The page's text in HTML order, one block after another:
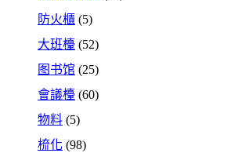
防火櫃 (5)
大班檯 (52)
图书馆 (25)
會議檯 (60)
物料 (5)
梳化 (98)